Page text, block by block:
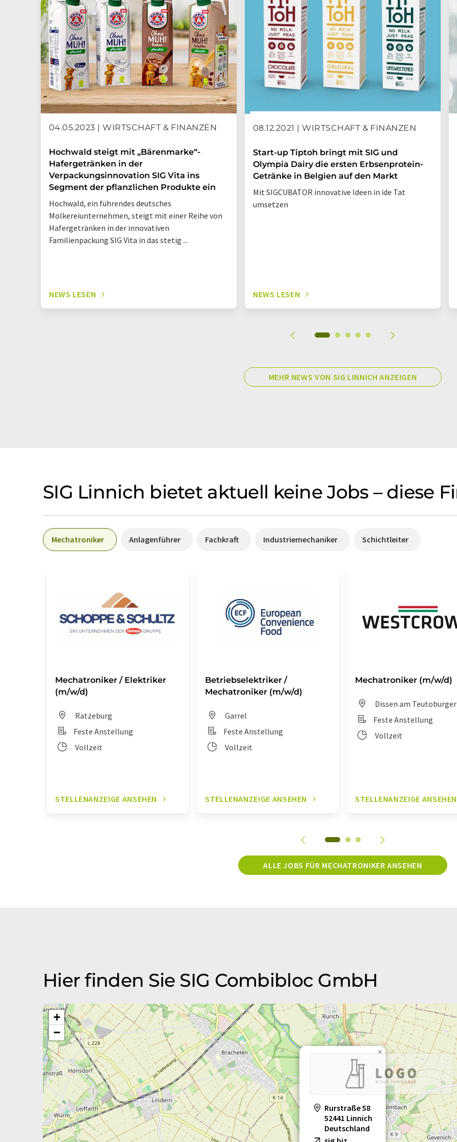
04.05.2023 | WIRTSCHAFT & FINANZEN
Hochwald steigt mit „Bärenmarke“-
Hafergetränken in der
Verpackungsinnovation SIG Vita ins
Segment der pflanzlichen Produkte ein
Hochwald, ein führendes deutsches
Molkereiunternehmen, steigt mit einer Reihe von
Hafergetränken in der innovativen
Familienpackung SIG Vita in das stetig ...
NEWS LESEN
08.12.2021 | WIRTSCHAFT & FINANZEN
Start-up Tiptoh bringt mit SIG und
Olympia Dairy die ersten Erbsenprotein-
Getränke in Belgien auf den Markt
Mit SIGCUBATOR innovative Ideen in ide Tat
umsetzen
NEWS LESEN
MEHR NEWS VON SIG LINNICH ANZEIGEN
SIG Linnich bietet aktuell keine Jobs – diese
Mechatroniker Anlagenführer Fachkraft Industriemechaniker Schichtleiter
Mechatroniker / Elektriker
(m/w/d)
Ratzeburg
Feste Anstellung
Vollzeit
STELLENANZEIGE ANSEHEN
Betriebselektriker /
Mechatroniker (m/w/d)
Garrel
Feste Anstellung
Vollzeit
STELLENANZEIGE ANSEHEN
Mechatroniker (m/w/d)
Dissen am
Feste Anstellung
Vollzeit
STELLENANZEIGE ANSEHEN
ALLE JOBS FÜR MECHATRONIKER ANSEHEN
Hier finden Sie SIG Combibloc GmbH
Rurstraße 58
52441 Linnich
Deutschland
×
+
−